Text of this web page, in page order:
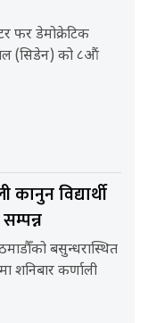
फर डेमोक्रेटिक
(सिडेन) को ८औं
विद्यार्थी
बसुन्धरास्थित
शनिबार कर्णाली